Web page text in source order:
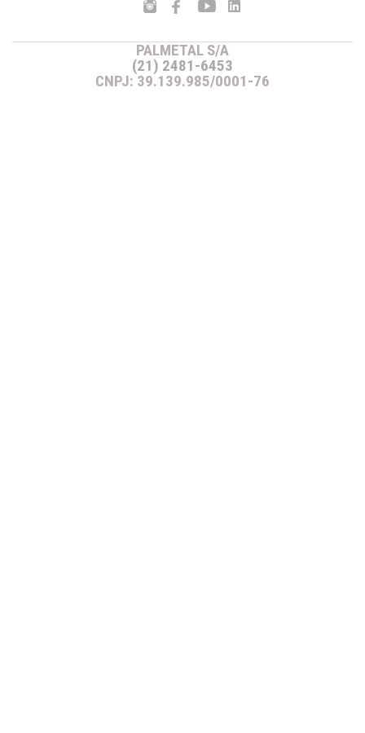
PALMETAL S/A
(21) 2481-6453
CNPJ: 39.139.985/0001-76